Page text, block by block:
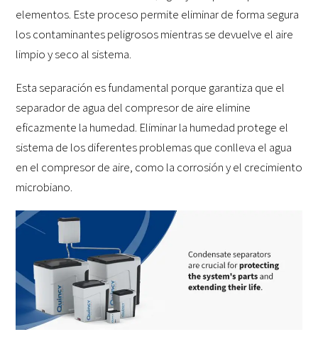
elementos. Este proceso permite eliminar de forma segura
los contaminantes peligrosos mientras se devuelve el aire
limpio y seco al sistema.
Esta separación es fundamental porque garantiza que el
separador de agua del compresor de aire elimine
eficazmente la humedad. Eliminar la humedad protege el
sistema de los diferentes problemas que conlleva el agua
en el compresor de aire, como la corrosión y el crecimiento
microbiano.